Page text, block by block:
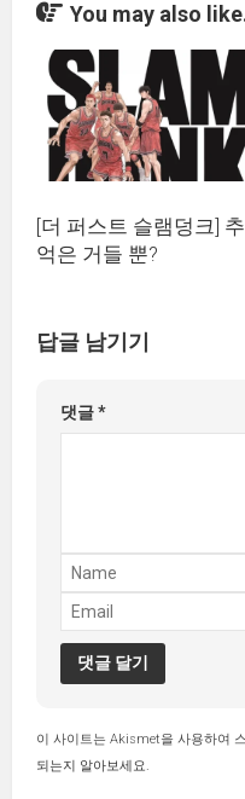
You may also
[더 퍼스트 슬램덩크] 추
억은 거들 뿐?
답글 남기기
댓글*
이 사이트는 Akismet을 사용하여
되는지 알아보세요.